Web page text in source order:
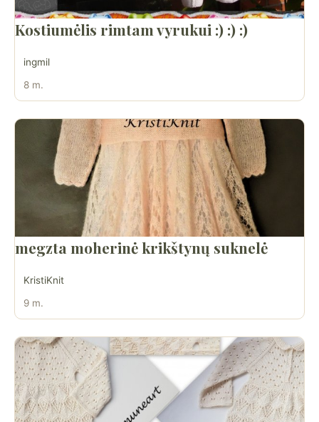
Kostiumėlis rimtam vyrukui :) :) :)
ingmil
8 m.
megzta moherinė krikštynų suknelė
KristiKnit
9 m.